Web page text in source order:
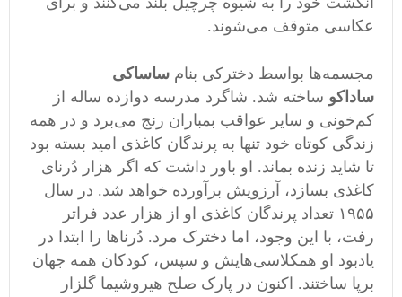
عکاسی متوقف می‌شوند.
مجسمه‌ها بواسط دخترکی بنام ساساکی
ساداکو ساخته شد. شاگرد مدرسه دوازده ساله از
کم‌خونی و سایر عواقب بمباران رنج می‌برد و در همه
زندگی کوتاه خود تنها به پرندگان کاغذی امید بسته بود
تا شاید زنده بماند. او باور داشت که اگر هزار دُرنای
کاغذی بسازد، آرزویش برآورده خواهد شد. در سال
١۹۵۵ تعداد پرندگان کاغذی او از هزار عدد فراتر
رفت، با این وجود، اما دخترک مرد. دُرنا‌ها را ابتدا در
یادبود او همکلاسی‌هایش و سپس، کودکان همه جهان
برپا ساختند. اکنون در پارک صلح هیروشیما گلزار